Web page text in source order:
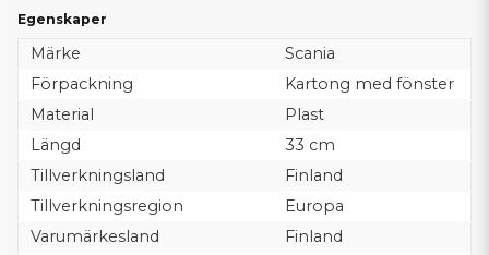
Egenskaper
Märke
Scania
Förpackning
Kartong med fönster
Material
Plast
Längd
33 cm
Tillverkningsland
Finland
Tillverkningsregion
Europa
Varumärkesland
Finland